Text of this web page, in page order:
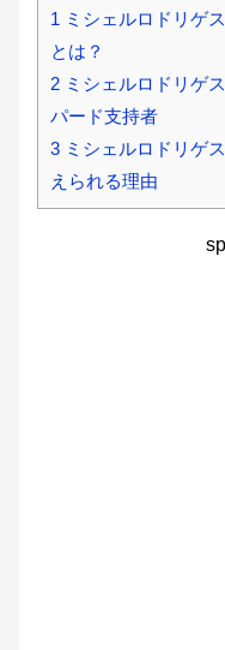
1 ミシェルロドリゲ
とは？
2 ミシェルロドリゲ
パード支持者
3 ミシェルロドリゲ
えられる理由